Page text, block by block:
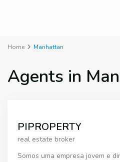
Home Manhattan
Agents in
PIPROPERTY
real estate broker
Somos uma empresa jovem e